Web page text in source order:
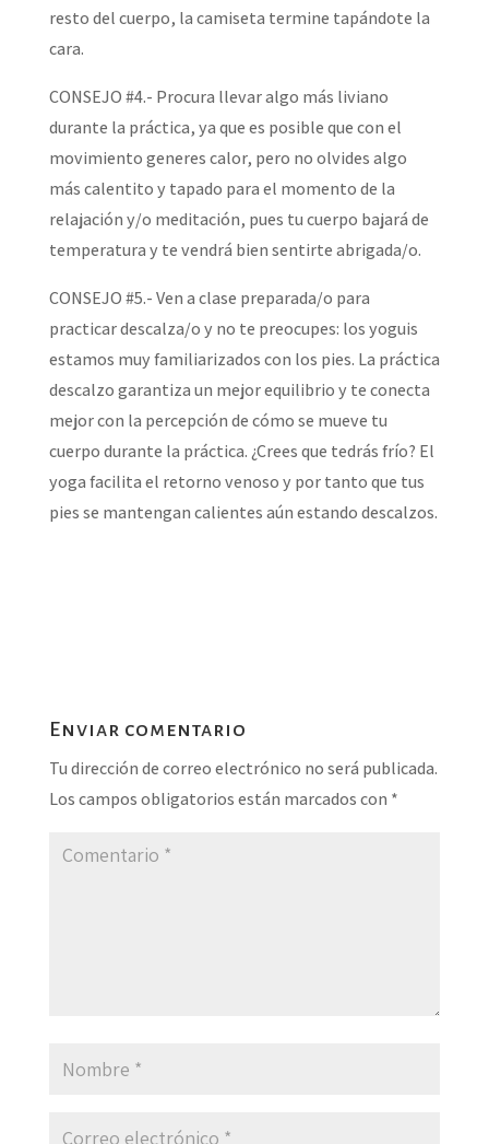
resto del cuerpo, la camiseta termine tapándote la
cara.
CONSEJO #4.- Procura llevar algo más liviano
durante la práctica, ya que es posible que con el
movimiento generes calor, pero no olvides algo
más calentito y tapado para el momento de la
relajación y/o meditación, pues tu cuerpo bajará de
temperatura y te vendrá bien sentirte abrigada/o.
CONSEJO #5.- Ven a clase preparada/o para
practicar descalza/o y no te preocupes: los yoguis
estamos muy familiarizados con los pies. La práctica
descalzo garantiza un mejor equilibrio y te conecta
mejor con la percepción de cómo se mueve tu
cuerpo durante la práctica. ¿Crees que tedrás frío? El
yoga facilita el retorno venoso y por tanto que tus
pies se mantengan calientes aún estando descalzos.
Enviar comentario
Tu dirección de correo electrónico no será publicada.
Los campos obligatorios están marcados con *